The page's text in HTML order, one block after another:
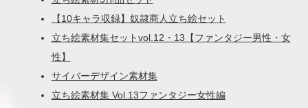
【10キャラ収録】奴隷商人立ち絵セット
立ち絵素材集セットvol.12・13【ファンタジー男性・女
性】
サイバーデザイン素材集
立ち絵素材集 Vol.13ファンタジー女性編